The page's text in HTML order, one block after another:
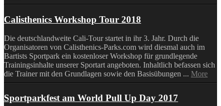
Calisthenics Workshop Tour 2018
Die deutschlandweite Cali-Tour startet in ihr 3. Jahr. Durch die
Organisatoren von Calisthenics-Parks.com wird diesmal auch im
Bartists Sportpark ein kostenloser Workshop für grundlegende
Trainingsinhalte unserer Sportart angeboten. Inhaltlich befassen sich
die Trainer mit den Grundlagen sowie den Basisübungen ... More
Sportparkfest am World Pull Up Day 2017